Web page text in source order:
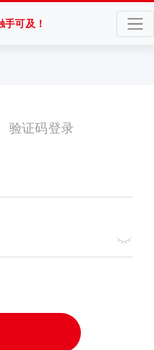
可及！
验证码登录